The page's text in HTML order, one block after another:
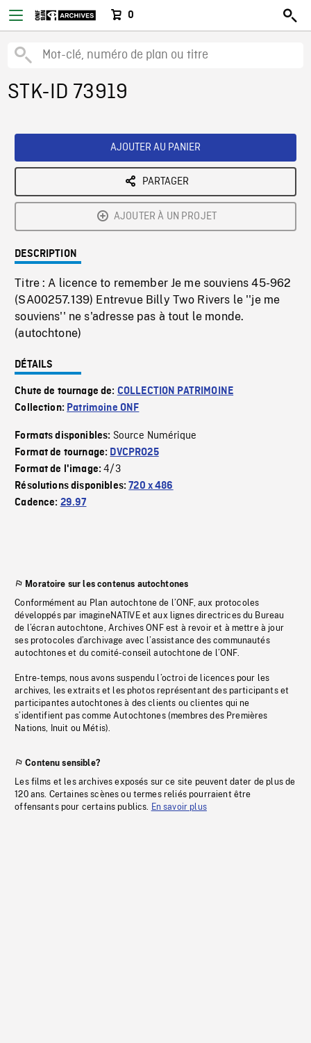
0
STK-ID 73919
AJOUTER AU PANIER
PARTAGER
AJOUTER À UN PROJET
DESCRIPTION
Titre : A licence to remember Je me souviens 45-962
(SA00257.139) Entrevue Billy Two Rivers le ''je me
souviens'' ne s'adresse pas à tout le monde.
(autochtone)
DÉTAILS
Chute de tournage de: COLLECTION PATRIMOINE
Collection: Patrimoine ONF
Formats disponibles: Source Numérique
Format de tournage: DVCPRO25
Format de l'image:4/3
Résolutions disponibles:720 x 486
Cadence: 29.97
Moratoire sur les contenus autochtones
Conformément au Plan autochtone de l’ONF, aux protocoles
développés par imagineNATIVE et aux lignes directrices du Bureau
de l’écran autochtone, Archives ONF est à revoir et à mettre à jour
ses protocoles d’archivage avec l’assistance des communautés
autochtones et du comité-conseil autochtone de l’ONF.
Entre-temps, nous avons suspendu l’octroi de licences pour les
archives, les extraits et les photos représentant des participants et
participantes autochtones à des clients ou clientes qui ne
s’identifient pas comme Autochtones (membres des Premières
Nations, Inuit ou Métis).
Contenu sensible?
Les films et les archives exposés sur ce site peuvent dater de plus de
120 ans. Certaines scènes ou termes reliés pourraient être
offensants pour certains publics. En savoir plus